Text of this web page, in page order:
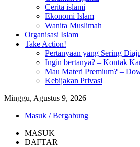
Cerita islami
Ekonomi Islam
Wanita Muslimah
Organisasi Islam
Take Action!
Pertanyaan yang Sering
Ingin bertanya? – Kontak
Mau Materi Premium? –
Kebijakan Privasi
Minggu, Agustus 9, 2026
Masuk / Bergabung
MASUK
DAFTAR